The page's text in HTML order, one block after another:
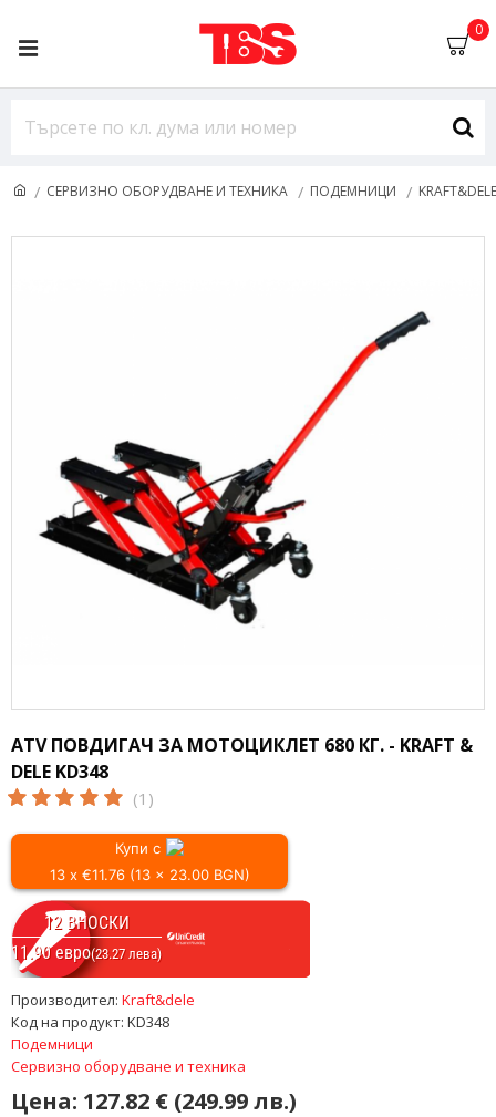
0
СЕРВИЗНО ОБОРУДВАНЕ И ТЕХНИКА ПОДЕМНИЦИ KRAFT&DELE
ATV ПОВДИГАЧ ЗА МОТОЦИКЛЕТ 680 КГ. - KRAFT &
DELE KD348
(1)
Цена: 127.82 € (249.99 лв.)
Производител: Kraft&dele
Код на продукт: KD348
Подемници
Сервизно оборудване и техника
Купи с
13 x €11.76 (13 x 23.00 BGN)
12 ВНОСКИ
11.90 евро(23.27 лева)